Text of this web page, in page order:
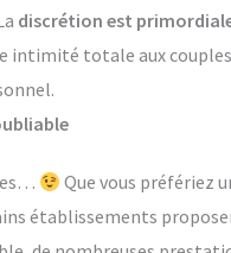
discrétion est
totale aux
Que vous préfériez
établissements